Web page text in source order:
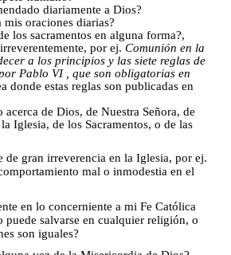
diariamente a Dios?
mis oraciones diarias?
los sacramentos en alguna forma?,
por ej. Comunión en la
a los principios y las siete reglas de
Pablo VI , que son obligatorias en
donde estas reglas son publicadas en
acerca de Dios, de Nuestra Señora, de
Iglesia, de los Sacramentos, o de las
de gran irreverencia en la Iglesia, por ej.
mal o inmodestia en el
en lo concerniente a mi Fe Católica
puede salvarse en cualquier religión, o
son iguales?